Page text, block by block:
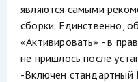
являются самыми
сборки. Единственно,
«Активировать» - в
не пришлось после
-Включен